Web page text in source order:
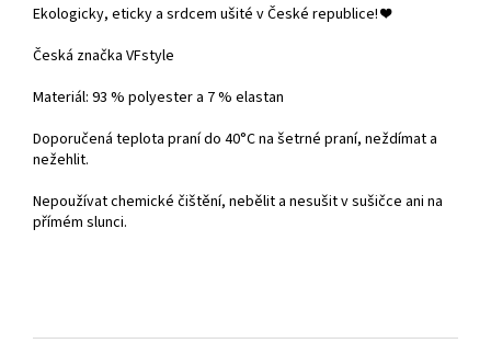
Ekologicky, eticky a srdcem ušité v České republice!❤️
Česká značka VFstyle
Materiál: 93 % polyester a 7 % elastan
Doporučená teplota praní do 40°C na šetrné praní, neždímat a
nežehlit.
Nepoužívat chemické čištění, nebělit a nesušit v sušičce ani na
přímém slunci.